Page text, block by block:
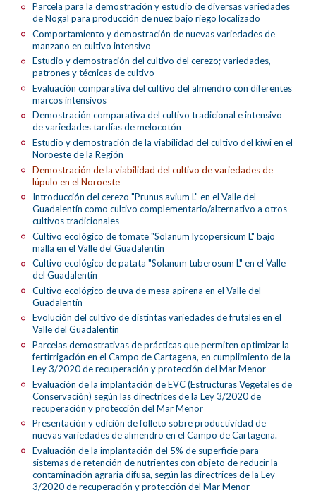
Parcela para la demostración y estudio de diversas variedades
de Nogal para producción de nuez bajo riego localizado
Comportamiento y demostración de nuevas variedades de
manzano en cultivo intensivo
Estudio y demostración del cultivo del cerezo; variedades,
patrones y técnicas de cultivo
Evaluación comparativa del cultivo del almendro con diferentes
marcos intensivos
Demostración comparativa del cultivo tradicional e intensivo
de variedades tardías de melocotón
Estudio y demostración de la viabilidad del cultivo del kiwi en el
Noroeste de la Región
Demostración de la viabilidad del cultivo de variedades de
lúpulo en el Noroeste
Introducción del cerezo "Prunus avium L" en el Valle del
Guadalentín como cultivo complementario/alternativo a otros
cultivos tradicionales
Cultivo ecológico de tomate "Solanum lycopersicum L" bajo
malla en el Valle del Guadalentín
Cultivo ecológico de patata "Solanum tuberosum L" en el Valle
del Guadalentín
Cultivo ecológico de uva de mesa apirena en el Valle del
Guadalentín
Evolución del cultivo de distintas variedades de frutales en el
Valle del Guadalentín
Parcelas demostrativas de prácticas que permiten optimizar la
fertirrigación en el Campo de Cartagena, en cumplimiento de la
Ley 3/2020 de recuperación y protección del Mar Menor
Evaluación de la implantación de EVC (Estructuras Vegetales de
Conservación) según las directrices de la Ley 3/2020 de
recuperación y protección del Mar Menor
Presentación y edición de folleto sobre productividad de
nuevas variedades de almendro en el Campo de Cartagena.
Evaluación de la implantación del 5% de superficie para
sistemas de retención de nutrientes con objeto de reducir la
contaminación agraria difusa, según las directrices de la Ley
3/2020 de recuperación y protección del Mar Menor